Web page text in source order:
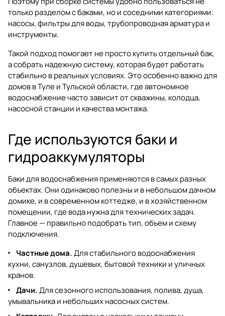
только разделом с баками, но и соседними категориями:
насосы,фильтры для воды,трубопроводная арматураи
инструменты.
Такой подход помогает не просто купить отдельный бак,
а собрать надежную систему, которая будет работать
стабильно в реальных условиях. Это особенно важно для
домов в Туле и Тульской области, где автономное
водоснабжение часто зависит от скважины, колодца,
насосной станции и качества монтажа.
Где используются баки и
гидроаккумуляторы
Баки для водоснабжения применяются в самых разных
объектах. Они одинаково полезны и в небольшом дачном
домике, и в современном коттедже, и в хозяйственном
помещении, где вода нужна для технических задач.
Главное — правильно подобрать тип, объем и схему
подключения.
Частные дома.Для стабильного водоснабжения
кухни, санузлов, душевых, бытовой техники и уличных
кранов.
Дачи.Для сезонного использования, полива, душа,
умывальника и небольших насосных систем.